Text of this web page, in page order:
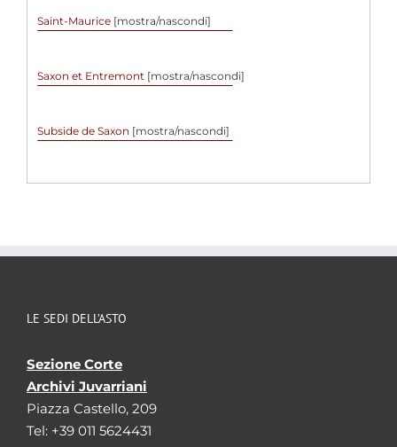
Saint-Maurice [mostra/nascondi]
Saxon et Entremont [mostra/nascondi]
Subside de Saxon [mostra/nascondi]
LE SEDI DELL’ASTO
Sezione Corte
Archivi Juvarriani
Piazza Castello, 209
Tel: +39 011 5624431